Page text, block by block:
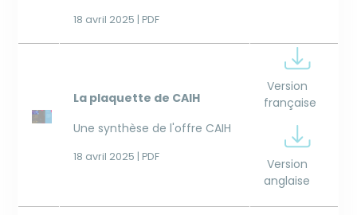
18 avril 2025 | PDF
Image
La plaquette de CAIH
Une synthèse de l'offre CAIH
18 avril 2025 | PDF
Image
Version
française
Image
Version
anglaise